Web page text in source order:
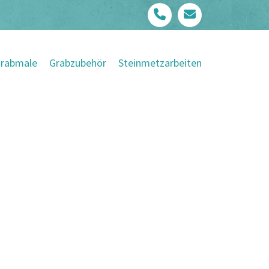
Grabzubehör Steinmetzarbeiten